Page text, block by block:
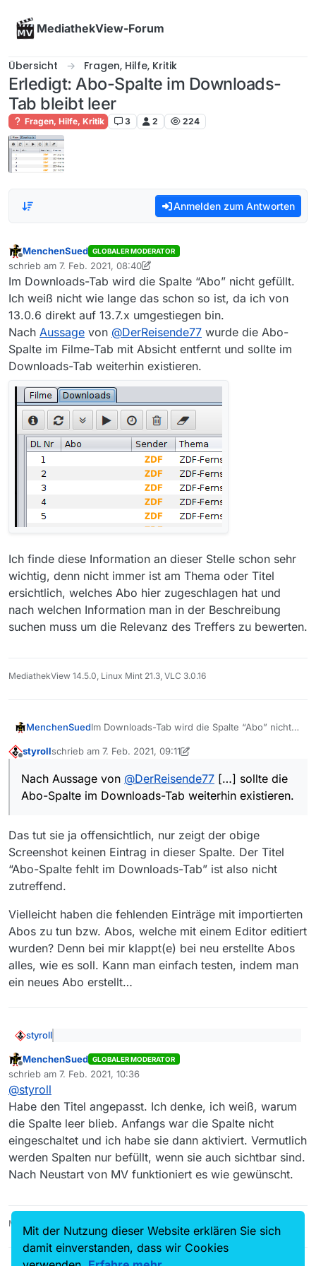
MediathekView-Forum
Übersicht Fragen, Hilfe, Kritik
Erledigt: Abo-Spalte im Downloads-
Tab bleibt leer
Fragen, Hilfe, Kritik 3 2 224
Anmelden zum Antworten
Offline
MenchenSued GLOBALER MODERATOR
schrieb am 7. Feb. 2021, 08:40
zuletzt editiert von MenchenSued
Im Downloads-Tab wird die Spalte “Abo” nicht gefüllt.
Ich weiß nicht wie lange das schon so ist, da ich von
13.0.6 direkt auf 13.7.x umgestiegen bin.
Nach Aussage von @DerReisende77 wurde die Abo-
Spalte im Filme-Tab mit Absicht entfernt und sollte im
Downloads-Tab weiterhin existieren.
Ich finde diese Information an dieser Stelle schon sehr
wichtig, denn nicht immer ist am Thema oder Titel
ersichtlich, welches Abo hier zugeschlagen hat und
nach welchen Information man in der Beschreibung
suchen muss um die Relevanz des Treffers zu bewerten.
MediathekView 14.5.0, Linux Mint 21.3, VLC 3.0.16
MenchenSuedIm Downloads-Tab wird die Spalte “Abo” nicht
ist, da ich von 13.0.6 direkt auf 13.7.x
NachAussagevon@DerReisende77wurde die
Abo-Spalte im Filme-Tab mit Absicht entfernt
Ich finde diese Information an dieser Stelle
Thema oder Titel ersichtlich, welches Abo hier
zugeschlagen hat und nach welchen
bewerten.
styrollschrieb am 7. Feb. 2021, 09:11
zuletzt editiert von styroll2. Juli 2021, 10:13
Nach Aussage von @DerReisende77 […] sollte die
Abo-Spalte im Downloads-Tab weiterhin existieren.
Das tut sie ja offensichtlich, nur zeigt der obige
Screenshot keinen Eintrag in dieser Spalte. Der Titel
“Abo-Spalte fehlt im Downloads-Tab” ist also nicht
zutreffend.
Vielleicht haben die fehlenden Einträge mit importierten
Abos zu tun bzw. Abos, welche mit einem Editor editiert
wurden? Denn bei mir klappt(e) bei neu erstellte Abos
alles, wie es soll. Kann man einfach testen, indem man
ein neues Abo erstellt…
styroll
Abo-Spalte im Downloads-Tab weiterhin existieren.
Das tut sie ja offensichtlich, nur zeigt der obige
zutreffend.
Abos zu tun bzw. Abos, welche mit einem Editor editiert
wurden? Denn bei mir klappt(e) bei neu erstellte Abos
alles, wie es soll. Kann man einfach testen, indem man
ein neues Abo erstellt…
Offline
MenchenSued GLOBALER MODERATOR
schrieb am 7. Feb. 2021, 10:36
zuletzt editiert von
@styroll
Habe den Titel angepasst. Ich denke, ich weiß, warum
die Spalte leer blieb. Anfangs war die Spalte nicht
eingeschaltet und ich habe sie dann aktiviert. Vermutlich
werden Spalten nur befüllt, wenn sie auch sichtbar sind.
Nach Neustart von MV funktioniert es wie gewünscht.
MediathekView 14.5.0, Linux Mint 21.3, VLC 3.0.16
Mit der Nutzung dieser Website erklären Sie sich
damit einverstanden, dass wir Cookies